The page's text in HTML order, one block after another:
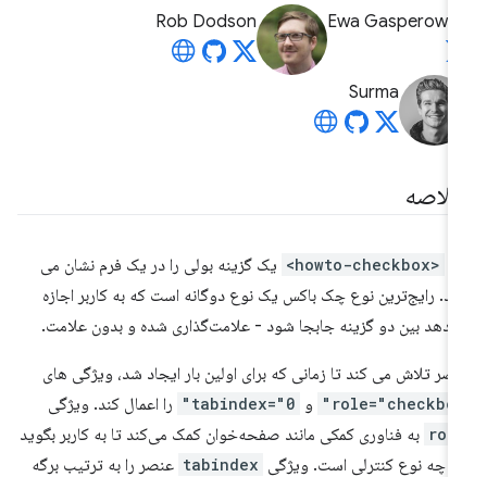
Ewa
Rob Dodson
Surma
یک گزینه بولی را در یک فرم نشان می
رایج‌ترین نوع چک باکس یک نوع دوگانه است که به کاربر اجازه
بین دو گزینه جابجا شود - علامت‌گذاری شده و بدون علامت.
تلاش می کند تا زمانی که برای اولین بار ایجاد شد، ویژگی های
و tabindex="0" را اعمال کند. ویژگی
به فناوری کمکی مانند صفحه‌خوان کمک می‌کند تا به کاربر بگوید
چه نوع کنترلی است. ویژگی tabindex عنصر را به ترتیب برگه